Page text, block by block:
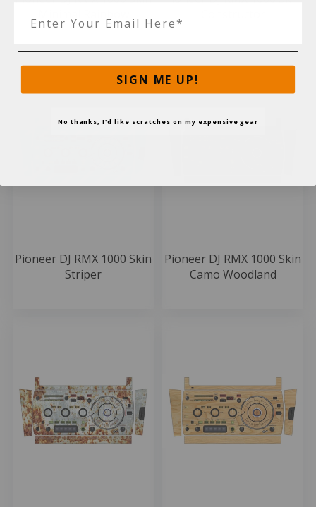
Pioneer DJ RMX 1000 Skin
Striper
Pioneer DJ RMX 1000 Skin
Camo Woodland
SIGN ME UP!
No thanks, I'd like scratches on my expensive gear